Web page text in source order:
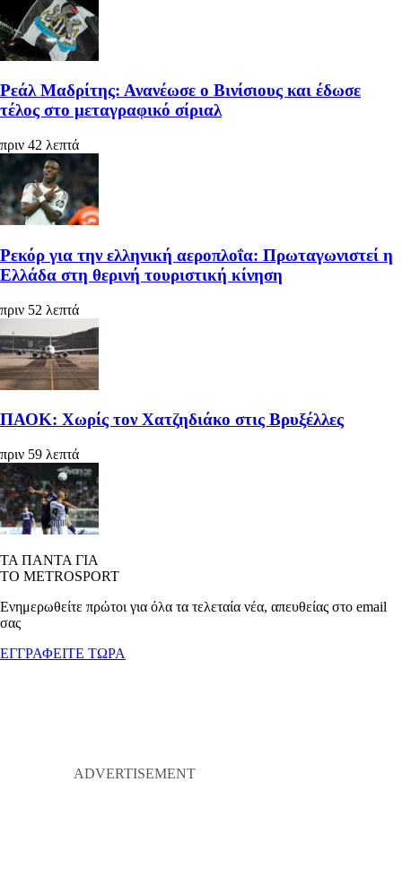
Ρεάλ Μαδρίτης: Ανανέωσε ο Βινίσιους και έδωσε
τέλος στο μεταγραφικό σίριαλ
πριν 42 λεπτά
Ρεκόρ για την ελληνική αεροπλοΐα: Πρωταγωνιστεί η
Ελλάδα στη θερινή τουριστική κίνηση
πριν 52 λεπτά
ΠΑΟΚ: Χωρίς τον Χατζηδιάκο στις Βρυξέλλες
πριν 59 λεπτά
ΤΑ ΠΑΝΤΑ ΓΙΑ
ΤΟ METROSPORT
Ενημερωθείτε πρώτοι για όλα τα τελεταία νέα, απευθείας στο email
σας
ΕΓΓΡΑΦΕΙΤΕ ΤΩΡΑ